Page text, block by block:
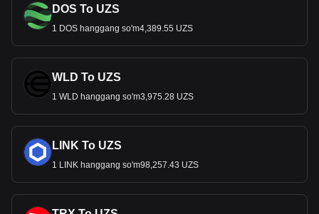
DOS To UZS
1 DOS hanggang so'm4,389.55 UZS
WLD To UZS
1 WLD hanggang so'm3,975.28 UZS
LINK To UZS
1 LINK hanggang so'm98,257.43 UZS